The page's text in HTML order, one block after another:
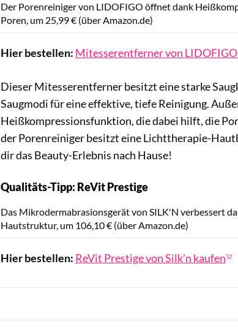
Der Porenreiniger von LIDOFIGO öffnet dank
Poren, um 25,99 € (über Amazon.de)
Hier bestellen: Mitesserentferner von
Dieser Mitesserentferner besitzt eine starke
Saugmodi für eine effektive, tiefe Reinigung.
Heißkompressionsfunktion, die dabei hilft, die
der Porenreiniger besitzt eine Lichttherapie-
dir das Beauty-Erlebnis nach Hause!
Qualitäts-Tipp: ReVit Prestige
Das Mikrodermabrasionsgerät von SILK'N verbessert
Hautstruktur, um 106,10 € (über Amazon.de)
Hier bestellen: ReVit Prestige von Silk’n kaufen